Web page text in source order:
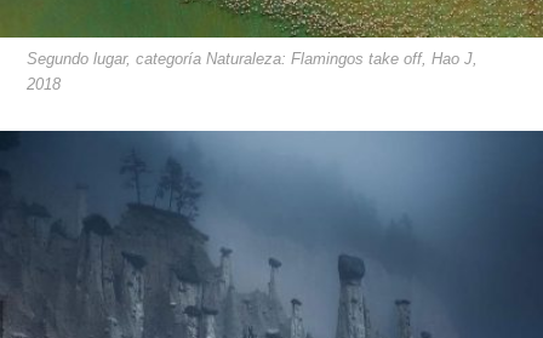
Segundo lugar, categoría Naturaleza: Flamingos take off, Hao J,
2018